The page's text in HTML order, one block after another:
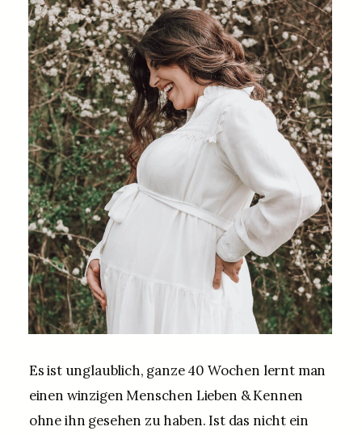
Es ist unglaublich, ganze 40 Wochen lernt man
einen winzigen Menschen Lieben & Kennen
ohne ihn gesehen zu haben. Ist das nicht ein